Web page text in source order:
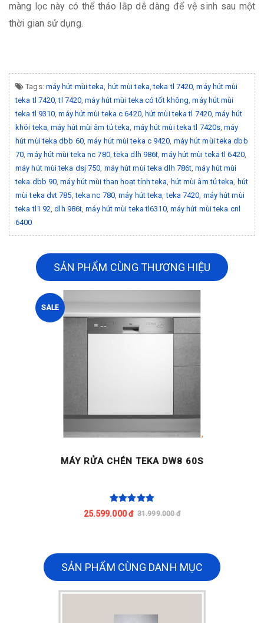
màng lọc này có thể tháo lắp dễ dàng để vệ sinh sau một
thời gian sử dụng.
Tags: máy hút mùi teka, hút mùi teka,teka tl 7420,máy hút mùi
teka tl 7420,tl 7420,máy hút mùi teka có tốt không,máy hút mùi
teka tl 9310,máy hút mùi teka c 6420, hút mùi teka tl 7420,máy hút
khói teka,máy hút mùi âm tủ teka, máy hút mùi teka tl 7420s,máy
hút mùi teka dbb 60,máy hút mùi teka c 9420, máy hút mùi teka dbb
70,máy hút mùi teka nc 780,teka dlh 986t,máy hút mùi teka tl 6420,
máy hút mùi teka dsj 750, máy hút mùi teka dlh 786t,máy hút mùi
teka dbb 90,máy hút mùi than hoạt tính teka, hút mùi âm tủ teka, hút
mùi teka dvt 785,teka nc 780,máy hút teka,teka 7420, máy hút mùi
teka tl1 92,dlh 986t,máy hút mùi teka tl6310, máy hút mùi teka cnl
6400
SẢN PHẨM CÙNG THƯƠNG HIỆU
SALE
MÁY RỬA CHÉN TEKA DW8 60S
25.599.000 đ 31.999.000 đ
SẢN PHẨM CÙNG DANH MỤC